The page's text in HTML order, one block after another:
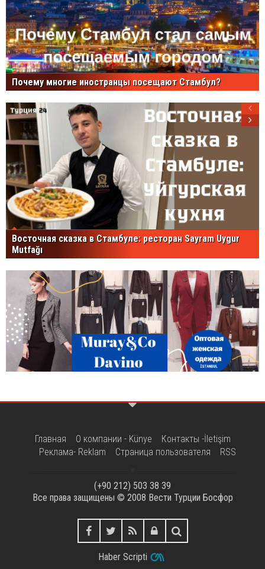
Почему многие иностранцы посещают Стамбул?
Восточная сказка в Стамбуле: ресторан Sayram Uygur
Mutfağı
Главная О компании - Künye
Контакты -İletişim
Реклама- Reklam
Страница пользователя RSS
(+90 212) 503 38 39
Все права защищены © 2008 Вести Турции Босфор
Haber Scripti